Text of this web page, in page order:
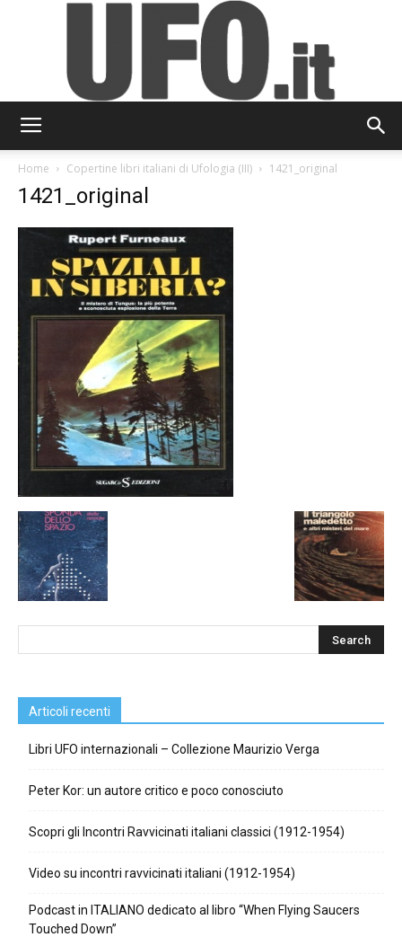
Home Copertine libri italiani di Ufologia (III) 1421_original
1421_original
Articoli recenti
Libri UFO internazionali – Collezione Maurizio Verga
Peter Kor: un autore critico e poco conosciuto
Scopri gli Incontri Ravvicinati italiani classici (1912-1954)
Video su incontri ravvicinati italiani (1912-1954)
Podcast in ITALIANO dedicato al libro “When Flying Saucers
Touched Down”